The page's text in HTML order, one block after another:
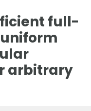
full-
arbitrary